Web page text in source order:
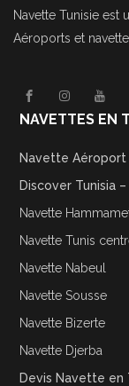
Navette Tunisie est
Aéroports et
NAVETTES EN
Navette Aéroport
Discover Tunisia
Navette
Navette Tunis
Navette Nabeul
Navette Sousse
Navette Bizerte
Navette Djerba
Devis Navette en